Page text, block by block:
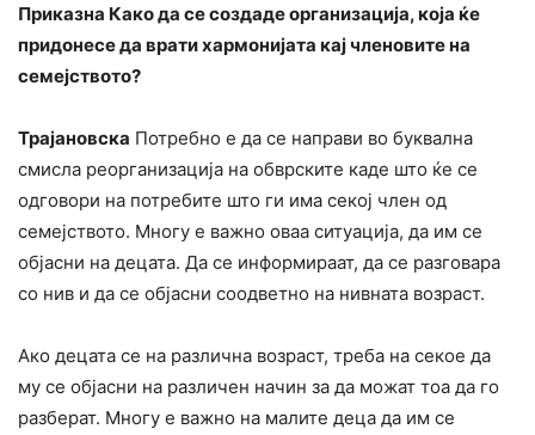
Приказна Како да се создаде организација, која ќе
придонесе да врати хармонијата кај членовите на
семејството?
Трајановска Потребно е да се направи во буквална
смисла реорганизација на обврските каде што ќе се
одговори на потребите што ги има секој член од
семејството. Многу е важно оваа ситуација, да им се
објасни на децата. Да се информираат, да се разговара
со нив и да се објасни соодветно на нивната возраст.
Ако децата се на различна возраст, треба на секое да
му се објасни на различен начин за да можат тоа да го
разберат. Многу е важно на малите деца да им се